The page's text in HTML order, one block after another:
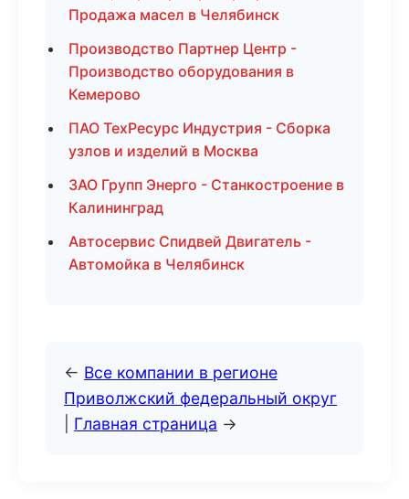
Продажа масел в Челябинск
Производство Партнер Центр -
Производство оборудования в
Кемерово
ПАО ТехРесурс Индустрия - Сборка
узлов и изделий в Москва
ЗАО Групп Энерго - Станкостроение в
Калининград
Автосервис Спидвей Двигатель -
Автомойка в Челябинск
← Все компании в регионе
Приволжский федеральный округ
Главная страница →